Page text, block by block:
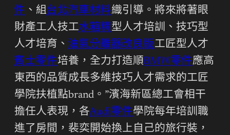
件 、組台北汽車材料織引導。將來將著眼
財產工人技工水箱精型人才培訓、技巧型
人才培育、 油氣分離器改良版工匠型人才
賓士零件培養，全力打造順BMW零件應高
東西的品質成長多維技巧人才需求的工匠
學院扶植點brand。”濱海新區總工會相干
擔任人表現，各Audi零件學院每年培訓職
進了房間，裴奕開始換上自己的旅行裝，